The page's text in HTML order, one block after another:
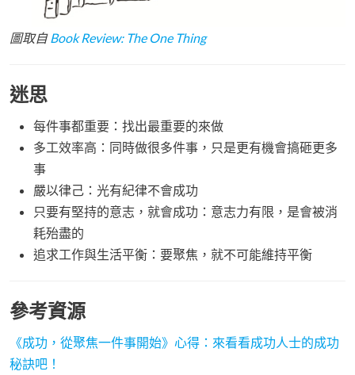
圖取自Book Review: The One Thing
迷思
每件事都重要：找出最重要的來做
多工效率高：同時做很多件事，只是更有機會搞砸更多
事
嚴以律己：光有紀律不會成功
只要有堅持的意志，就會成功：意志力有限，是會被消
耗殆盡的
追求工作與生活平衡：要聚焦，就不可能維持平衡
參考資源
《成功，從聚焦一件事開始》心得：來看看成功人士的成功
秘訣吧！